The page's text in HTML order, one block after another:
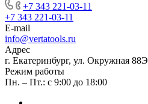
+7 343 221-03-11
+7 343 221-03-11
E-mail
info@vertatools.ru
Адрес
г. Екатеринбург, ул. Окружная 88Э
Режим работы
Пн. – Пт.: с 9:00 до 18:00